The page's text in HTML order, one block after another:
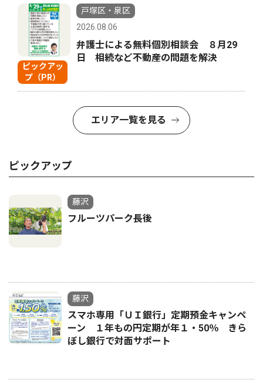
ピックアッ
プ（PR）
戸塚区・泉区
2026.08.06
弁護士による無料個別相談会 ８月29
日 相続など不動産の問題を解決
エリア一覧を見る
ピックアップ
藤沢
フルーツパーク長後
藤沢
スマホ専用「ＵＩ銀行」定期預金キャンペ
ーン １年もの円定期が年１・50％ きら
ぼし銀行で対面サポート